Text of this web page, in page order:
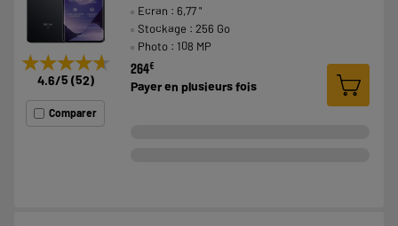
★★★★★
★★★★★
4.6/5 (52)
Comparer
Ecran : 6,77 "
Stockage : 256 Go
Photo : 108 MP
264€
Payer en plusieurs fois